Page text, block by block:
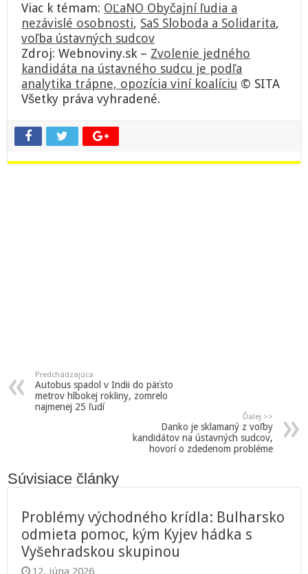
Viac k témam: OĽaNO Obyčajní ľudia a
nezávislé osobnosti, SaS Sloboda a Solidarita,
voľba ústavných sudcov
Zdroj: Webnoviny.sk – Zvolenie jedného
kandidáta na ústavného sudcu je podľa
analytika trápne, opozícia viní koalíciu © SITA
Všetky práva vyhradené.
Predchádzajúca
Autobus spadol v Indii do päťsto
metrov hlbokej rokliny, zomrelo
najmenej 25 ľudí
Ďalej >>
Danko je sklamaný z voľby
kandidátov na ústavných sudcov,
hovorí o zdedenom probléme
Súvisiace články
Problémy východného krídla: Bulharsko
odmieta pomoc, kým Kyjev hádka s
Vyšehradskou skupinou
12. júna 2026